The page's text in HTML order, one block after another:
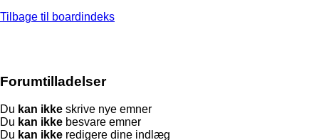
Tilbage til boardindeks
Forumtilladelser
Du kan ikke skrive nye emner
Du kan ikke besvare emner
Du kan ikke redigere dine indlæg